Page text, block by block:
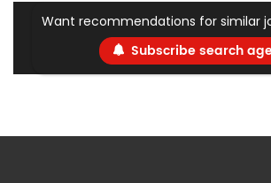
Want recommendations for similar
Subscribe search